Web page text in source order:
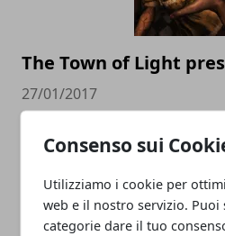
Consenso sui
Utilizziamo i cookie per
web e il nostro servizio. Puoi
categorie dare il tuo
The Town of Light
27/01/2017